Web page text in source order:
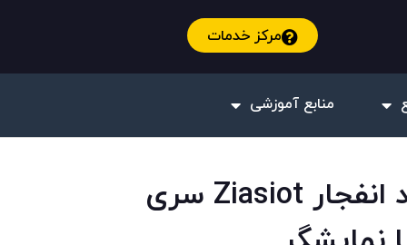
مرکز خدمات
منابع آموزشی
پرشر ترانسمیتر ضد انفجار Ziasiot سری